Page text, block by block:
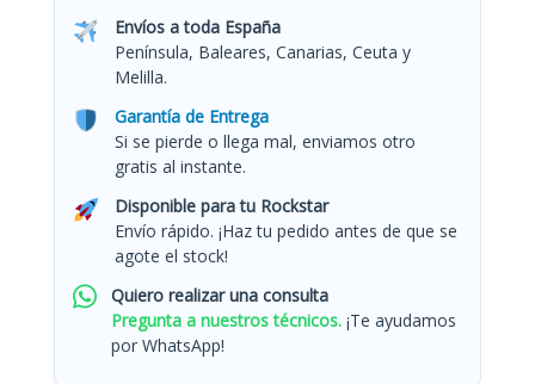
Envíos a toda España
Península, Baleares, Canarias, Ceuta y
Melilla.
Garantía de Entrega
Si se pierde o llega mal, enviamos otro
gratis al instante.
Disponible para tu Rockstar
Envío rápido. ¡Haz tu pedido antes de que se
agote el stock!
Quiero realizar una consulta
Pregunta a nuestros técnicos. ¡Te ayudamos
por WhatsApp!